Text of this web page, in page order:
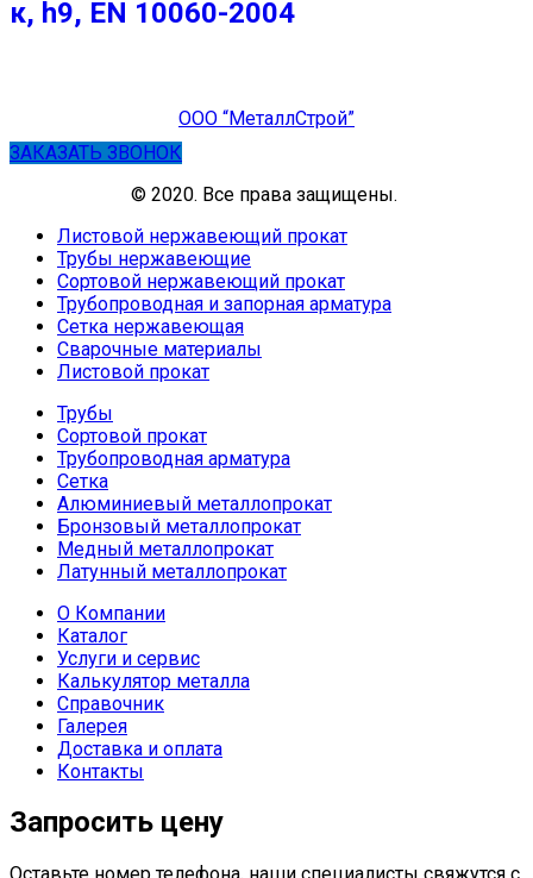
к, h9, EN 10060-2004
ООО “МеталлСтрой”
ЗАКАЗАТЬ ЗВОНОК
© 2020. Все права защищены.
Листовой нержавеющий прокат
Трубы нержавеющие
Сортовой нержавеющий прокат
Трубопроводная и запорная арматура
Сетка нержавеющая
Сварочные материалы
Листовой прокат
Трубы
Сортовой прокат
Трубопроводная арматура
Сетка
Алюминиевый металлопрокат
Бронзовый металлопрокат
Медный металлопрокат
Латунный металлопрокат
О Компании
Каталог
Услуги и сервис
Калькулятор металла
Справочник
Галерея
Доставка и оплата
Контакты
Запросить цену